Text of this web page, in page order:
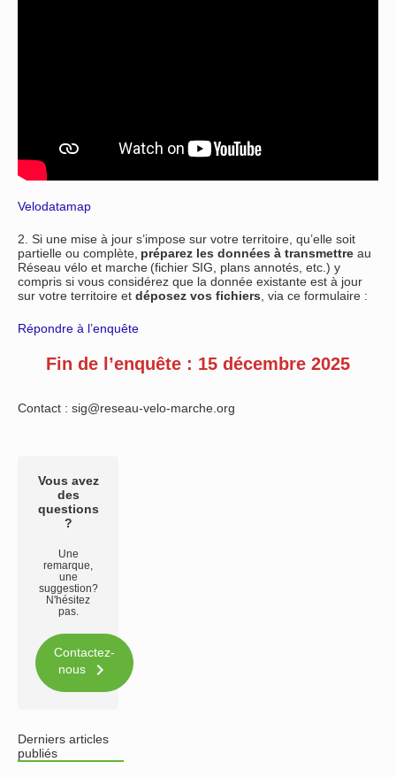
Velodatamap
2. Si une mise à jour s’impose sur votre territoire, qu’elle soit
partielle ou complète, préparez les données à transmettre au
Réseau vélo et marche (fichier SIG, plans annotés, etc.) y
compris si vous considérez que la donnée existante est à jour
sur votre territoire et déposez vos fichiers , via ce formulaire :
Répondre à l’enquête
Fin de l’enquête : 15 décembre 2025
Contact : sig@reseau-velo-marche.org
Vous avez
des
questions
?
Une
remarque,
une
suggestion?
N'hésitez
pas.
Contactez-
nous

Derniers articles
publiés